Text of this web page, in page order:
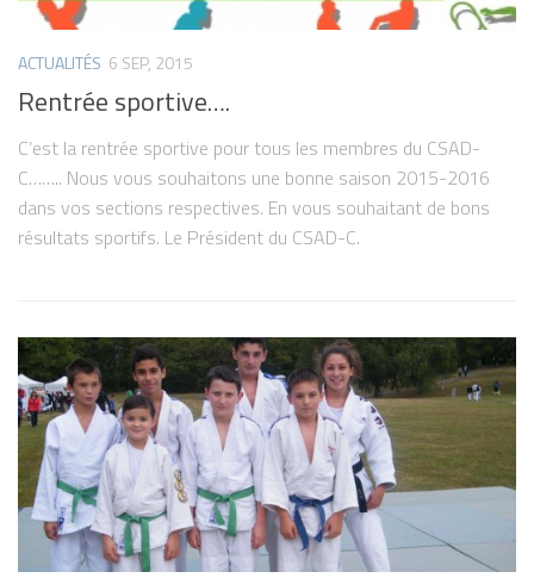
ACTUALITÉS 6 SEP, 2015
Rentrée sportive….
C’est la rentrée sportive pour tous les membres du CSAD-
C…….. Nous vous souhaitons une bonne saison 2015-2016
dans vos sections respectives. En vous souhaitant de bons
résultats sportifs. Le Président du CSAD-C.